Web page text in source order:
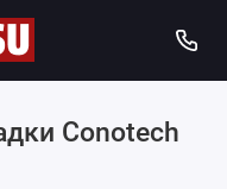
Conotech